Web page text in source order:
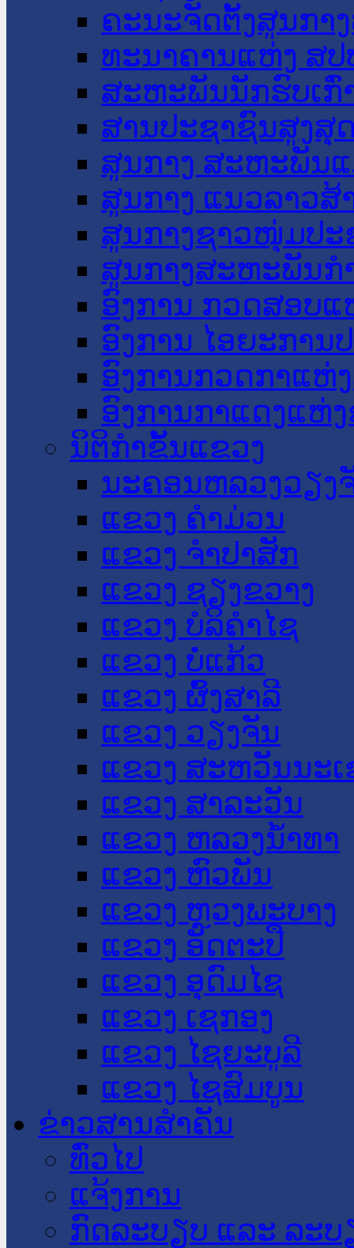
ຄະນະຈັດຕັ້ງສູນກາ
ທະນາຄານແຫ່ງ ສປ
ສະຫະພັນນັກຮົບເກົ່
ສານປະຊາຊົນສູງສຸ
ສູນກາງ ສະຫະພັນ
ສູນກາງ ແນວລາວສ້
ສູນກາງຊາວໜຸ່ມປະ
ສູນກາງສະຫະພັນກ
ອົງການ ກວດສອບແ
ອົງການ ໄອຍະການ
ອົງການກວດກາແຫ່
ອົງການກາແດງແຫ່
ນິຕິກໍາຂັ້ນແຂວງ
ນະ​ຄອນ​ຫລວງວຽງ
ແຂວງ ຄໍາມ່ວນ
ແຂວງ ຈໍາປາສັກ
ແຂວງ ຊຽງຂວາງ
ແຂວງ ບໍລິຄໍາໄຊ
ແຂວງ ບໍ່ແກ້ວ
ແຂວງ ຜົ້ງສາລີ
ແຂວງ ວຽງຈັນ
ແຂວງ ສະຫວັນນະ
ແຂວງ ສາລະວັນ
ແຂວງ ຫລວງນໍ້າທາ
ແຂວງ ຫົວພັນ
ແຂວງ ຫຼວງພະບາງ
ແຂວງ ອັດຕະປື
ແຂວງ ອຸດົມໄຊ
ແຂວງ ເຊກອງ
ແຂວງ ໄຊຍະບູລີ
ແຂວງ ໄຊສົມບູນ
ຂ່າວສານສໍາຄັນ
​ທົ່ວ​ໄປ
ແຈ້ງການ
ກົດລະບຽບ ແລະ ລະບ